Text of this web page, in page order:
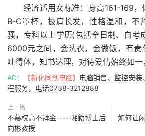
经济适用女标准：身高161-169
B-C罩杯，披肩长发，性格温和，不
骚，专科以上学历(包括全日制、自
6000元之间，会洗衣，会做饭，有责
吐得体，知书达理，对待爱情始终如一
AD： 【新化同创电脑】 电脑销售、监控安
程服务，电话0738-3212888
上一篇
不慕权高不拜金-----湘籍博士后
向彬教授
如何让